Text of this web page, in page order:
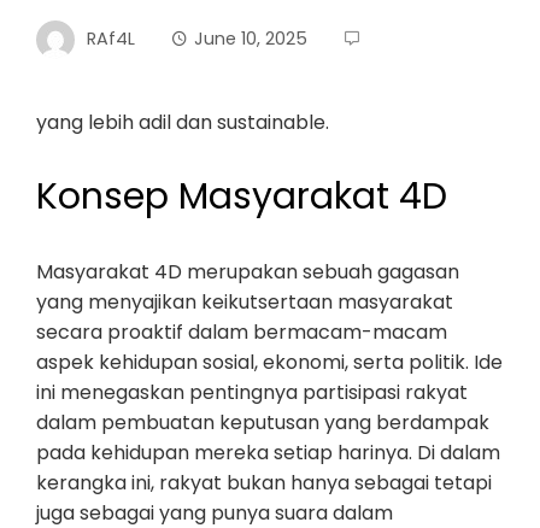
RAf4L June 10, 2025
yang lebih adil dan sustainable.
Konsep Masyarakat 4D
Masyarakat 4D merupakan sebuah gagasan
yang menyajikan keikutsertaan masyarakat
secara proaktif dalam bermacam-macam
aspek kehidupan sosial, ekonomi, serta politik. Ide
ini menegaskan pentingnya partisipasi rakyat
dalam pembuatan keputusan yang berdampak
pada kehidupan mereka setiap harinya. Di dalam
kerangka ini, rakyat bukan hanya sebagai tetapi
juga sebagai yang punya suara dalam